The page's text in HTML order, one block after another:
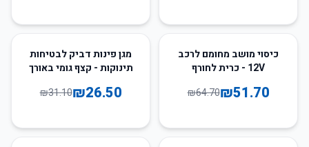
20
כיסוי מושב מחומם לרכב
12V - כרית לחורף
₪51.70
₪64.70
15
מגן פינות דביק לבטיחות
תינוקות - קצף גומי באורך
₪26.50
₪31.10